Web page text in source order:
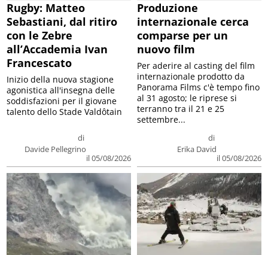
Rugby: Matteo
Sebastiani, dal ritiro
con le Zebre
all’Accademia Ivan
Francescato
di
Davide Pellegrino
il 05/08/2026
Inizio della nuova stagione
agonistica all'insegna delle
soddisfazioni per il giovane
talento dello Stade Valdôtain
Produzione
internazionale cerca
comparse per un
nuovo film
di
Erika David
il 05/08/2026
Per aderire al casting del film
internazionale prodotto da
Panorama Films c'è tempo fino
al 31 agosto; le riprese si
terranno tra il 21 e 25
settembre...